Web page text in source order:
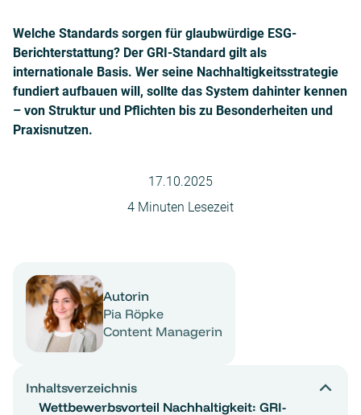
Welche Standards sorgen für glaubwürdige ESG-
Berichterstattung? Der GRI-Standard gilt als
internationale Basis. Wer seine Nachhaltigkeitsstrategie
fundiert aufbauen will, sollte das System dahinter kennen
– von Struktur und Pflichten bis zu Besonderheiten und
Praxisnutzen.
17.10.2025
4 Minuten Lesezeit
Autorin
Pia Röpke
Content Managerin
Inhaltsverzeichnis
Wettbewerbsvorteil Nachhaltigkeit: GRI-